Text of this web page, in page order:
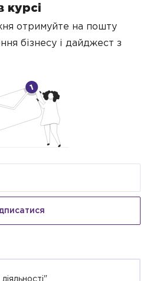
курсі
отримуйте на пошту
бізнесу і дайджест з